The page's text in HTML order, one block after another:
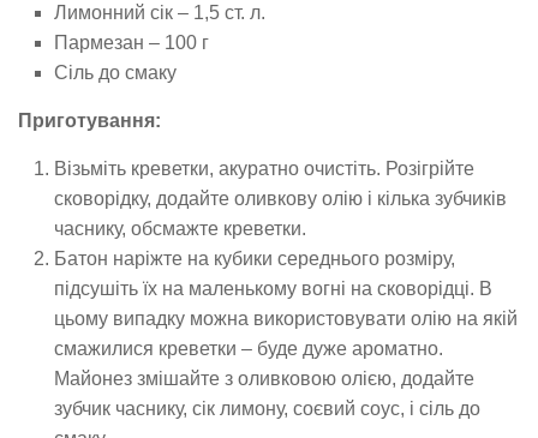
Лимонний сік – 1,5 ст. л.
Пармезан – 100 г
Сіль до смаку
Приготування:
Візьміть креветки, акуратно очистіть. Розігрійте
сковорідку, додайте оливкову олію і кілька зубчиків
часнику, обсмажте креветки.
Батон наріжте на кубики середнього розміру,
підсушіть їх на маленькому вогні на сковорідці. В
цьому випадку можна використовувати олію на якій
смажилися креветки – буде дуже ароматно.
Майонез змішайте з оливковою олією, додайте
зубчик часнику, сік лимону, соєвий соус, і сіль до